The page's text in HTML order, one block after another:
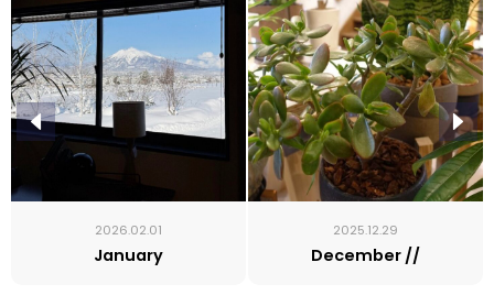
2026.02.01
January
2025.12.29
December //